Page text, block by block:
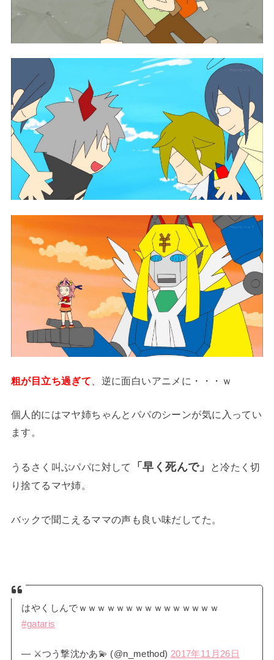
粗が目立ち過ぎて 、逆に面白いアニメに・・・ｗ
個人的にはマヤ姉ちゃんとパパのシーンが気に入ってい
ます。
うるさく叫ぶパパに対して 「早く死んで」
と冷たく切
り捨てるマヤ姉。
バックで聞こえるママの声も良い味だしてた。
はやくしんでｗｗｗｗｗｗｗｗｗｗｗｗｗｗｗ
#gataris
— ⚔つう撃沈かあ💫 (@n_method) 2017年11月26日